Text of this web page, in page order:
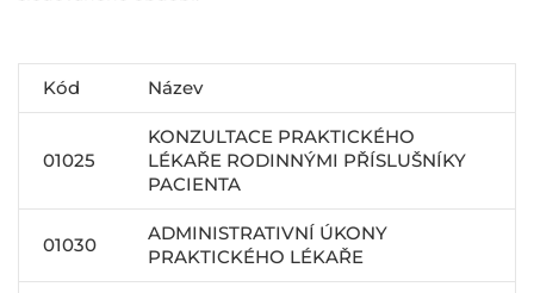
Kód Název
01025
KONZULTACE PRAKTICKÉHO
LÉKAŘE RODINNÝMI PŘÍSLUŠNÍKY
PACIENTA
01030
ADMINISTRATIVNÍ ÚKONY
PRAKTICKÉHO LÉKAŘE